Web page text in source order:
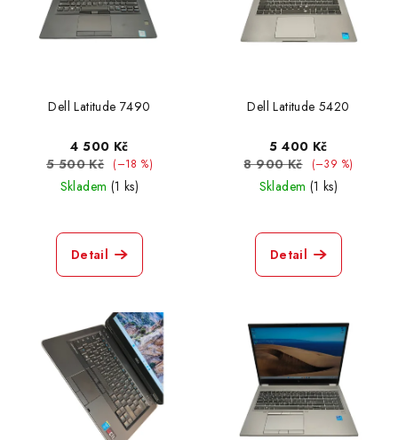
Dell Latitude 7490
4 500 Kč
5 500 Kč
(–18 %)
Skladem (1 ks)
Detail
Dell Latitude 5420
5 400 Kč
8 900 Kč
(–39 %)
Skladem (1 ks)
Detail